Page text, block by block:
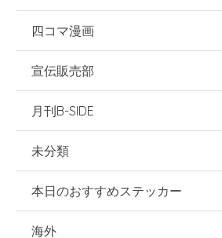
四コマ漫画
宣伝販売部
月刊B-SIDE
未分類
本日のおすすめステッカー
海外